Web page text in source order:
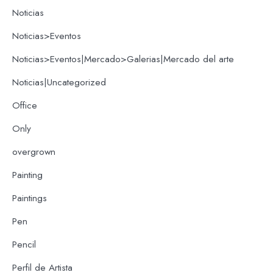
Noticias
Noticias>Eventos
Noticias>Eventos|Mercado>Galerias|Mercado del arte
Noticias|Uncategorized
Office
Only
overgrown
Painting
Paintings
Pen
Pencil
Perfil de Artista